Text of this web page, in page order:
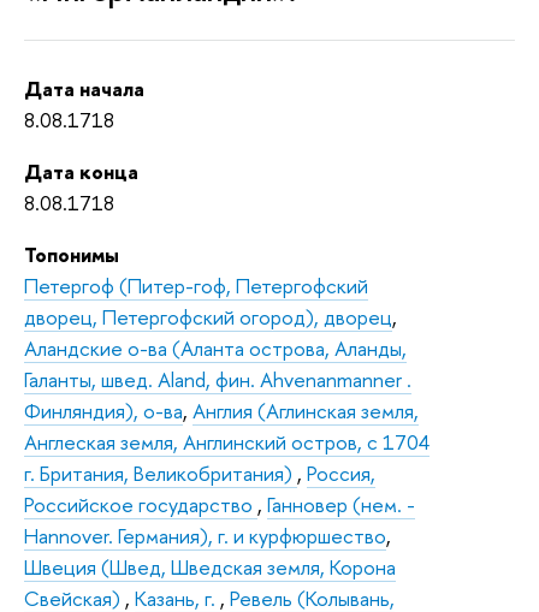
Дата начала
8.08.1718
Дата конца
8.08.1718
Топонимы
Петергоф (Питер-гоф, Петергофский
дворец, Петергофский огород), дворец,
Аландские о-ва (Аланта острова, Аланды,
Галанты, швед. Aland, фин. Ahvenanmanner .
Финляндия), о-ва, Англия (Аглинская земля,
Англеская земля, Англинский остров, с 1704
г. Британия, Великобритания) , Россия,
Российское государство , Ганновер (нем. -
Hannover. Германия), г. и курфюршество,
Швеция (Швед, Шведская земля, Корона
Свейская) , Казань, г. , Ревель (Колывань,